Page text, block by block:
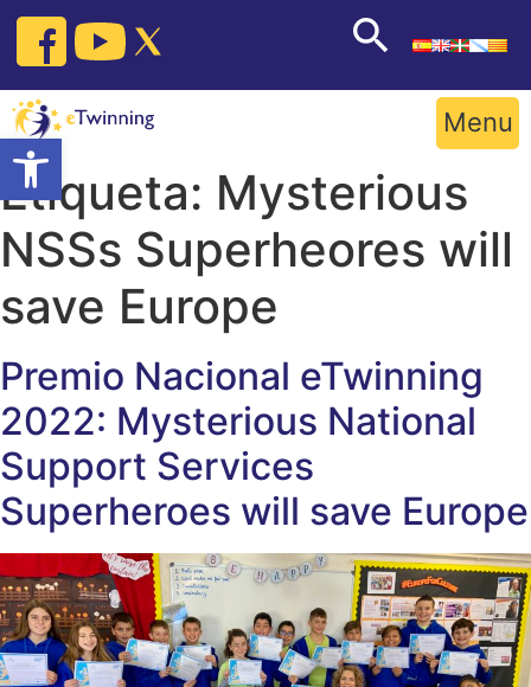
Open toolbar
Skip
content
Menu
Etiqueta: Mysterious
NSSs Superheores will
save Europe
Premio Nacional eTwinning
2022: Mysterious National
Support Services
Superheroes will save Europe